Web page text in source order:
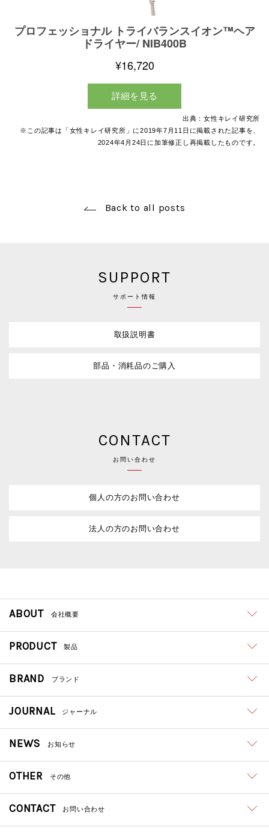
出典：女性キレイ研究所
※この記事は「女性キレイ研究所」に2019年7 月 11 日に掲載された記事を、
2024年4 月 24日に加筆修正し再掲載したものです。
Back to all posts
SUPPORT
サポート情報
取扱説明書
部品・消耗品のご購入
CONTACT
お問い合わせ
個人の方のお問い合わせ
法人の方のお問い合わせ
ABOUT 会社概要
PRODUCT 製品
BRAND ブランド
JOURNAL ジャーナル
NEWS お知らせ
OTHER その他
CONTACT お問い合わせ